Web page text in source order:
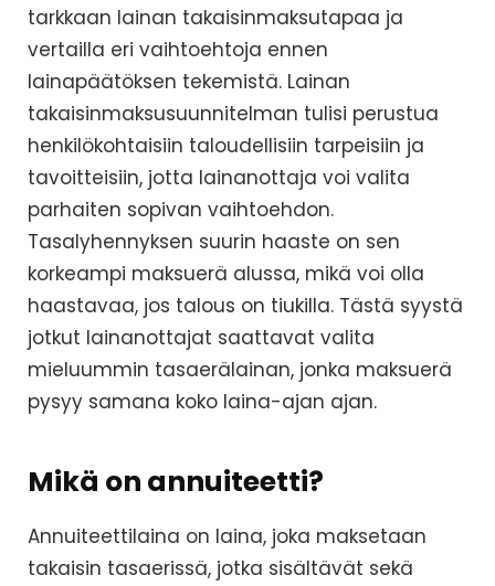
tarkkaan lainan takaisinmaksutapaa ja
vertailla eri vaihtoehtoja ennen
lainapäätöksen tekemistä. Lainan
takaisinmaksusuunnitelman tulisi perustua
henkilökohtaisiin taloudellisiin tarpeisiin ja
tavoitteisiin, jotta lainanottaja voi valita
parhaiten sopivan vaihtoehdon.
Tasalyhennyksen suurin haaste on sen
korkeampi maksuerä alussa, mikä voi olla
haastavaa, jos talous on tiukilla. Tästä syystä
jotkut lainanottajat saattavat valita
mieluummin tasaerälainan, jonka maksuerä
pysyy samana koko laina-ajan ajan.
Mikä on annuiteetti?
Annuiteettilaina on laina, joka maksetaan
takaisin tasaerissä, jotka sisältävät sekä